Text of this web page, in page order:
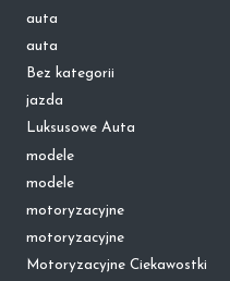
auta
auta
Bez kategorii
jazda
Luksusowe Auta
modele
modele
motoryzacyjne
motoryzacyjne
Motoryzacyjne Ciekawostki